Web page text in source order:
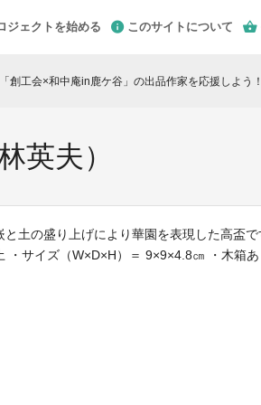
ジェクトを始める このサイトについて
工会×和中庵in鹿ケ谷」の出品作家を応援しよう！
英夫）
と土の盛り上げにより華園を表現した高盃
・サイズ（W×D×H）＝ 9×9×4.8㎝ ・木箱あ